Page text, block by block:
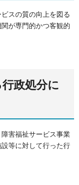
スの質の向上を図る
が専門的かつ客観的
政処分に
害福祉サービス事業
等に対して行った行